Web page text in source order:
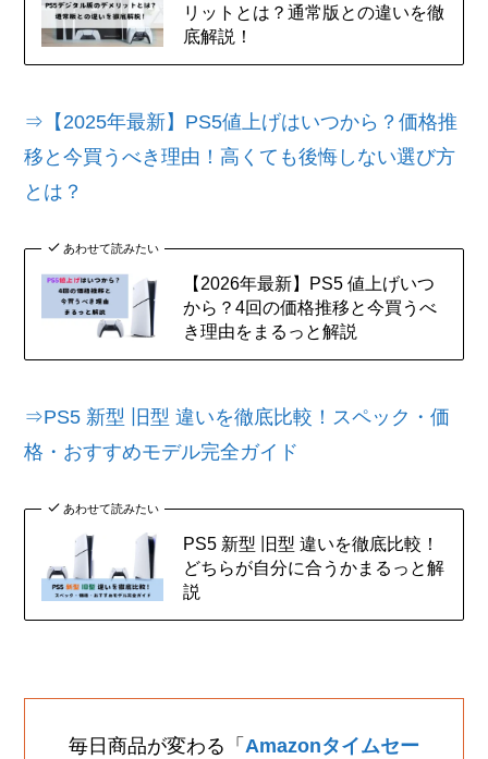
リットとは？通常版との違いを徹
底解説！
⇒【2025年最新】PS5値上げはいつから？価格推
移と今買うべき理由！高くても後悔しない選び方
とは？
あわせて読みたい
【2026年最新】PS5 値上げいつ
から？4回の価格推移と今買うべ
き理由をまるっと解説
⇒PS5 新型 旧型 違いを徹底比較！スペック・価
格・おすすめモデル完全ガイド
あわせて読みたい
PS5 新型 旧型 違いを徹底比較！
どちらが自分に合うかまるっと解
説
毎日商品が変わる「 Amazonタイムセー